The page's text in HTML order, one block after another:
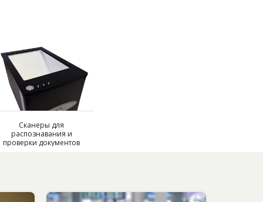
Сканеры для
распознавания и
проверки документов